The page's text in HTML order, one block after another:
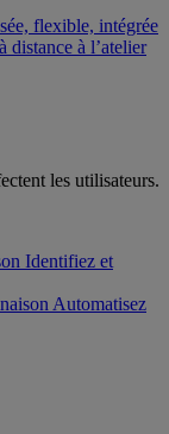
flexible, intégrée
distance à l’atelier
les utilisateurs.
Identifiez et
Automatisez